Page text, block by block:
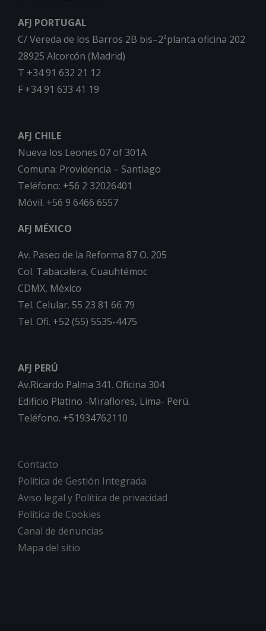
AFJ PORTUGAL
C/ Vereda de los Barros 2B bis–2ªplanta oficina 202
28925 Alcorcón (Madrid)
T +34 91 632 21 12
F +34 91 633 41 19
AFJ CHILE
Nueva los Leones 07 of 301A
Comuna: Providencia – Santiago
Teléfono: +56 2 32026401
Móvil. +56 9 6466 6557
AFJ MÉXICO
Av. Paseo de la Reforma 87 O. 205
Col. Tabacalera, Cuauhtémoc
CDMX, México
Tel. Celular. 55 23 81 66 79
Tel. Ofi. +52 (55) 5535-4475
AFJ PERÚ
Av.Ricardo Palma 341. Oficina 304
Edificio Platino -Miraflores, Lima- Perú.
Teléfono. +51934762110
Contacto
Política de Gestión Integrada
Aviso legal y Política de privacidad
Política de Cookies
Canal de denuncias
Mapa del sitio